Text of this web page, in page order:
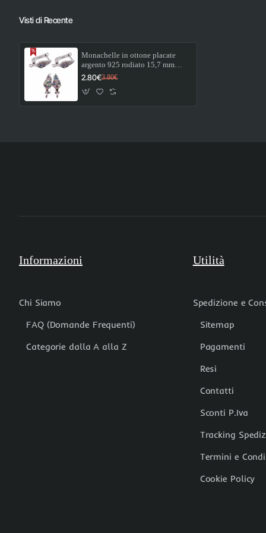
Visti di Recente
Monachelle in ottone placate
argento 925 rodiato 15,7 mm
pacco 2 pz
2.80€3.80€
Informazioni
Chi Siamo
FAQ (Domande Frequenti)
Categorie dalla A alla Z
Utilità
Spedizione e
Sitemap
Pagamenti
Resi
Contatti
Sconti P.Iva
Tracking
Termini e
Cookie Policy